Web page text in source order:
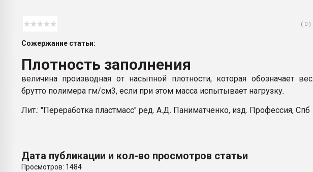
ПЕРЕЙТИ НА ФОРУМ
( 0 )
Сожержание статьи:
Плотность заполнения
величина производная от насыпной плотности, которая обозначает вес
брутто полимера гм/см3, если при этом масса испытывает нагрузку.
Лит.: "Переработка пластмасс" ред. А.Д. Паниматченко, изд. Профессия, Спб
Дата публикации и кол-во просмотров статьи
Просмотров: 1484